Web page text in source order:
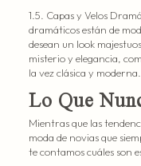
1.5. Capas y Velos
dramáticos están de
desean un look
misterio y elegancia,
la vez clásica y moderna.
Lo Que
Mientras que las
moda de novias que
te contamos cuáles son